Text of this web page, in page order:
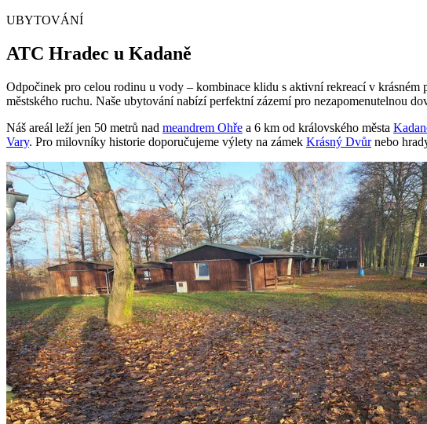
UBYTOVÁNÍ
ATC Hradec u Kadaně
Odpočinek pro celou rodinu u vody – kombinace klidu s aktivní rekreací v
městského ruchu. Naše ubytování nabízí perfektní zázemí pro nezapomenutelnou
Náš areál leží jen 50 metrů nad meandrem Ohře a 6 km od královského města
Vary. Pro milovníky historie doporučujeme výlety na zámek Krásný Dvůr nebo